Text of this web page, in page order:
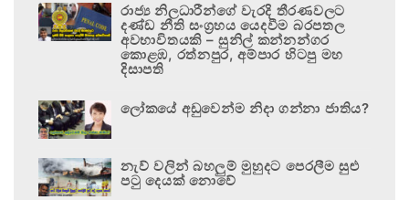
රාජ්‍ය නිලධාරීන්ගේ වැරදි තීරණවලට
දණ්ඩ නීති සංග්‍රහය යෙදවීම බරපතල
අවභාවිතයකි – සුනිල් කන්නන්ගර
කොළඹ, රත්නපුර, අම්පාර හිටපු මහ
දිසාපති
ලෝකයේ අඩුවෙන්ම නිදා ගන්නා ජාතිය?
නැව් වලින් බහලුම් මුහුදට පෙරලීම සුළු
පටු දෙයක් නොවේ